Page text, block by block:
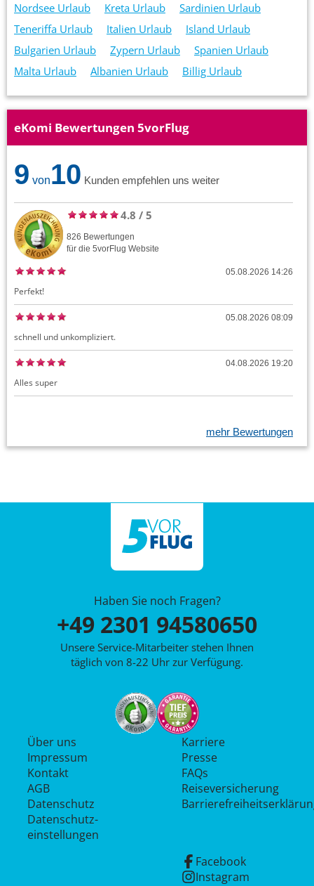
Nordsee Urlaub
Kreta Urlaub
Sardinien Urlaub
Teneriffa Urlaub
Italien Urlaub
Island Urlaub
Bulgarien Urlaub
Zypern Urlaub
Spanien Urlaub
Malta Urlaub
Albanien Urlaub Billig Urlaub
eKomi Bewertungen 5vorFlug
9 von10 Kunden empfehlen uns weiter
4.8 / 5
826 Bewertungen
für die 5vorFlug Website
05.08.2026 14:26
Perfekt!
05.08.2026 08:09
schnell und unkompliziert.
04.08.2026 19:20
Alles super
mehr Bewertungen
Haben Sie noch Fragen?
+49 2301 94580650
Unsere Service-Mitarbeiter stehen Ihnen
täglich von 8-22 Uhr zur Verfügung.
Über uns
Impressum
Kontakt
AGB
Datenschutz
Datenschutz­
einstellungen
Karriere
Presse
FAQs
Reiseversicherung
Facebook
Instagram